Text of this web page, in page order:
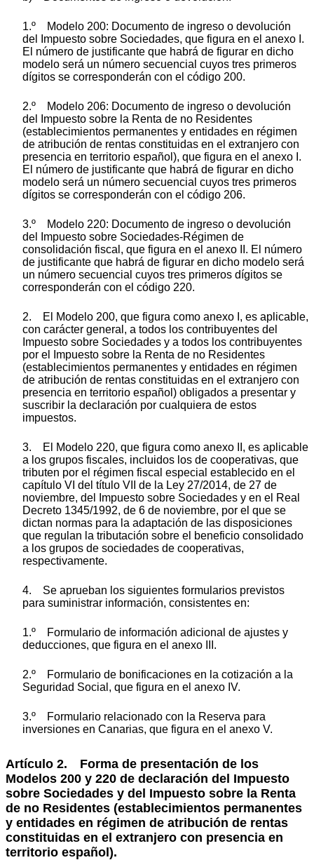
1.º Modelo 200: Documento de ingreso o devolución
del Impuesto sobre Sociedades, que figura en el anexo I.
El número de justificante que habrá de figurar en dicho
modelo será un número secuencial cuyos tres primeros
dígitos se corresponderán con el código 200.
2.º Modelo 206: Documento de ingreso o devolución
del Impuesto sobre la Renta de no Residentes
(establecimientos permanentes y entidades en régimen
de atribución de rentas constituidas en el extranjero con
presencia en territorio español), que figura en el anexo I.
El número de justificante que habrá de figurar en dicho
modelo será un número secuencial cuyos tres primeros
dígitos se corresponderán con el código 206.
3.º Modelo 220: Documento de ingreso o devolución
del Impuesto sobre Sociedades-Régimen de
consolidación fiscal, que figura en el anexo II. El número
de justificante que habrá de figurar en dicho modelo será
un número secuencial cuyos tres primeros dígitos se
corresponderán con el código 220.
2. El Modelo 200, que figura como anexo I, es aplicable,
con carácter general, a todos los contribuyentes del
Impuesto sobre Sociedades y a todos los contribuyentes
por el Impuesto sobre la Renta de no Residentes
(establecimientos permanentes y entidades en régimen
de atribución de rentas constituidas en el extranjero con
presencia en territorio español) obligados a presentar y
suscribir la declaración por cualquiera de estos
impuestos.
3. El Modelo 220, que figura como anexo II, es aplicable
a los grupos fiscales, incluidos los de cooperativas, que
tributen por el régimen fiscal especial establecido en el
capítulo VI del título VII de la Ley 27/2014, de 27 de
noviembre, del Impuesto sobre Sociedades y en el Real
Decreto 1345/1992, de 6 de noviembre, por el que se
dictan normas para la adaptación de las disposiciones
que regulan la tributación sobre el beneficio consolidado
a los grupos de sociedades de cooperativas,
respectivamente.
4. Se aprueban los siguientes formularios previstos
para suministrar información, consistentes en:
1.º Formulario de información adicional de ajustes y
deducciones, que figura en el anexo III.
2.º Formulario de bonificaciones en la cotización a la
Seguridad Social, que figura en el anexo IV.
3.º Formulario relacionado con la Reserva para
inversiones en Canarias, que figura en el anexo V.
Artículo 2. Forma de presentación de los
Modelos 200 y 220 de declaración del Impuesto
sobre Sociedades y del Impuesto sobre la Renta
de no Residentes (establecimientos permanentes
y entidades en régimen de atribución de rentas
constituidas en el extranjero con presencia en
territorio español).